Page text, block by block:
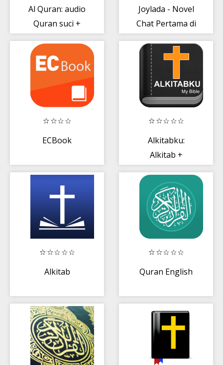
Al Quran: audio
Quran suci +
Joylada - Novel
Chat Pertama di
ECBook
Alkitabku:
Alkitab +
Alkitab Quran English